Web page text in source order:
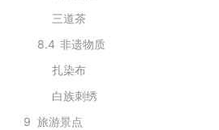
三道茶
8.4 非遗物质
扎染布
白族刺绣
9 旅游景点